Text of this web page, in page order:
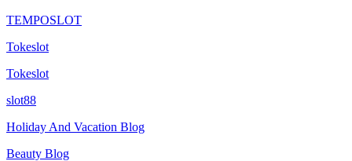
TEMPOSLOT
Tokeslot
Tokeslot
slot88
Holiday And Vacation Blog
Beauty Blog